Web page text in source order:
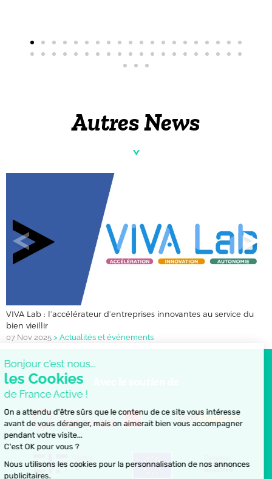
Autres News
VIVA Lab : l’accélérateur d’entreprises innovantes au service du
bien vieillir
07 Nov 2025 > Actualités et événements
par l’Union
Bonjour c'est nous...
les Cookies
de France Active !
On a attendu d'être sûrs que le contenu de ce site vous intéresse
avant de vous déranger, mais on aimerait bien vous accompagner
pendant votre visite...
C'est OK pour vous ?
Nous utilisons les cookies pour la personnalisation de nos annonces
publicitaires.